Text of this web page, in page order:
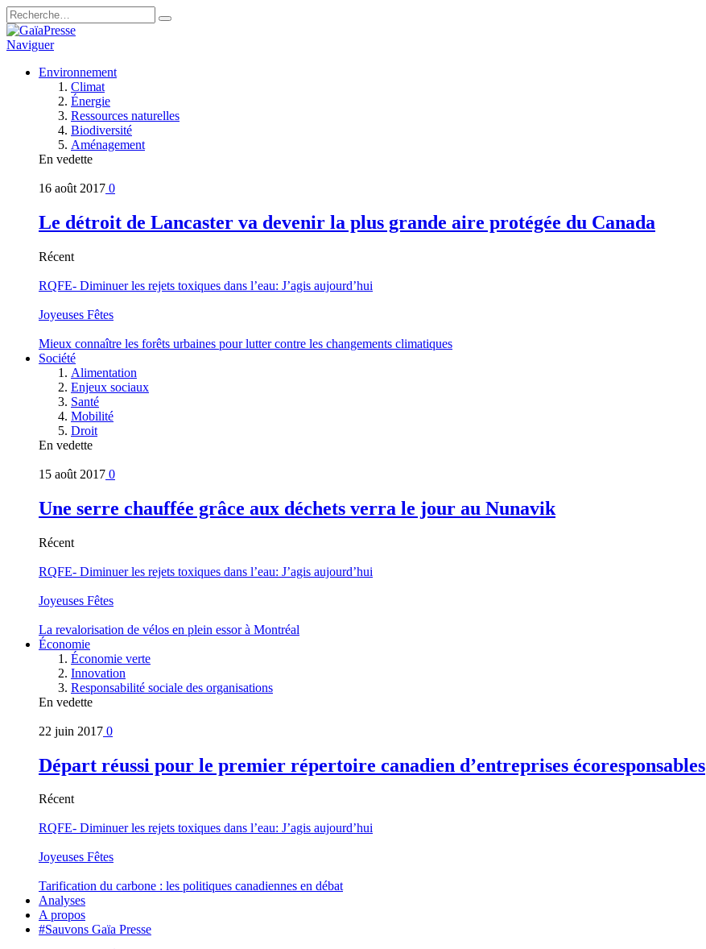
Naviguer
Environnement
Climat
Énergie
Ressources naturelles
Biodiversité
Aménagement
En vedette
16 août 2017 0
Le détroit de Lancaster va devenir la plus grande aire protégée du Canada
Récent
RQFE- Diminuer les rejets toxiques dans l’eau: J’agis aujourd’hui
Joyeuses Fêtes
Mieux connaître les forêts urbaines pour lutter contre les changements climatiques
Société
Alimentation
Enjeux sociaux
Santé
Mobilité
Droit
En vedette
15 août 2017 0
Une serre chauffée grâce aux déchets verra le jour au Nunavik
Récent
RQFE- Diminuer les rejets toxiques dans l’eau: J’agis aujourd’hui
Joyeuses Fêtes
La revalorisation de vélos en plein essor à Montréal
Économie
Économie verte
Innovation
Responsabilité sociale des organisations
En vedette
22 juin 2017 0
Départ réussi pour le premier répertoire canadien d’entreprises écoresponsables
Récent
RQFE- Diminuer les rejets toxiques dans l’eau: J’agis aujourd’hui
Joyeuses Fêtes
Tarification du carbone : les politiques canadiennes en débat
Analyses
A propos
#Sauvons Gaïa Presse